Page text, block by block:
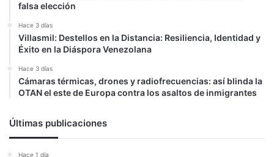
falsa elección
Hace 3 días
Villasmil: Destellos en la Distancia: Resiliencia, Identidad y
Éxito en la Diáspora Venezolana
Hace 3 días
Cámaras térmicas, drones y radiofrecuencias: así blinda la
OTAN el este de Europa contra los asaltos de inmigrantes
Últimas publicaciones
Hace 1 día